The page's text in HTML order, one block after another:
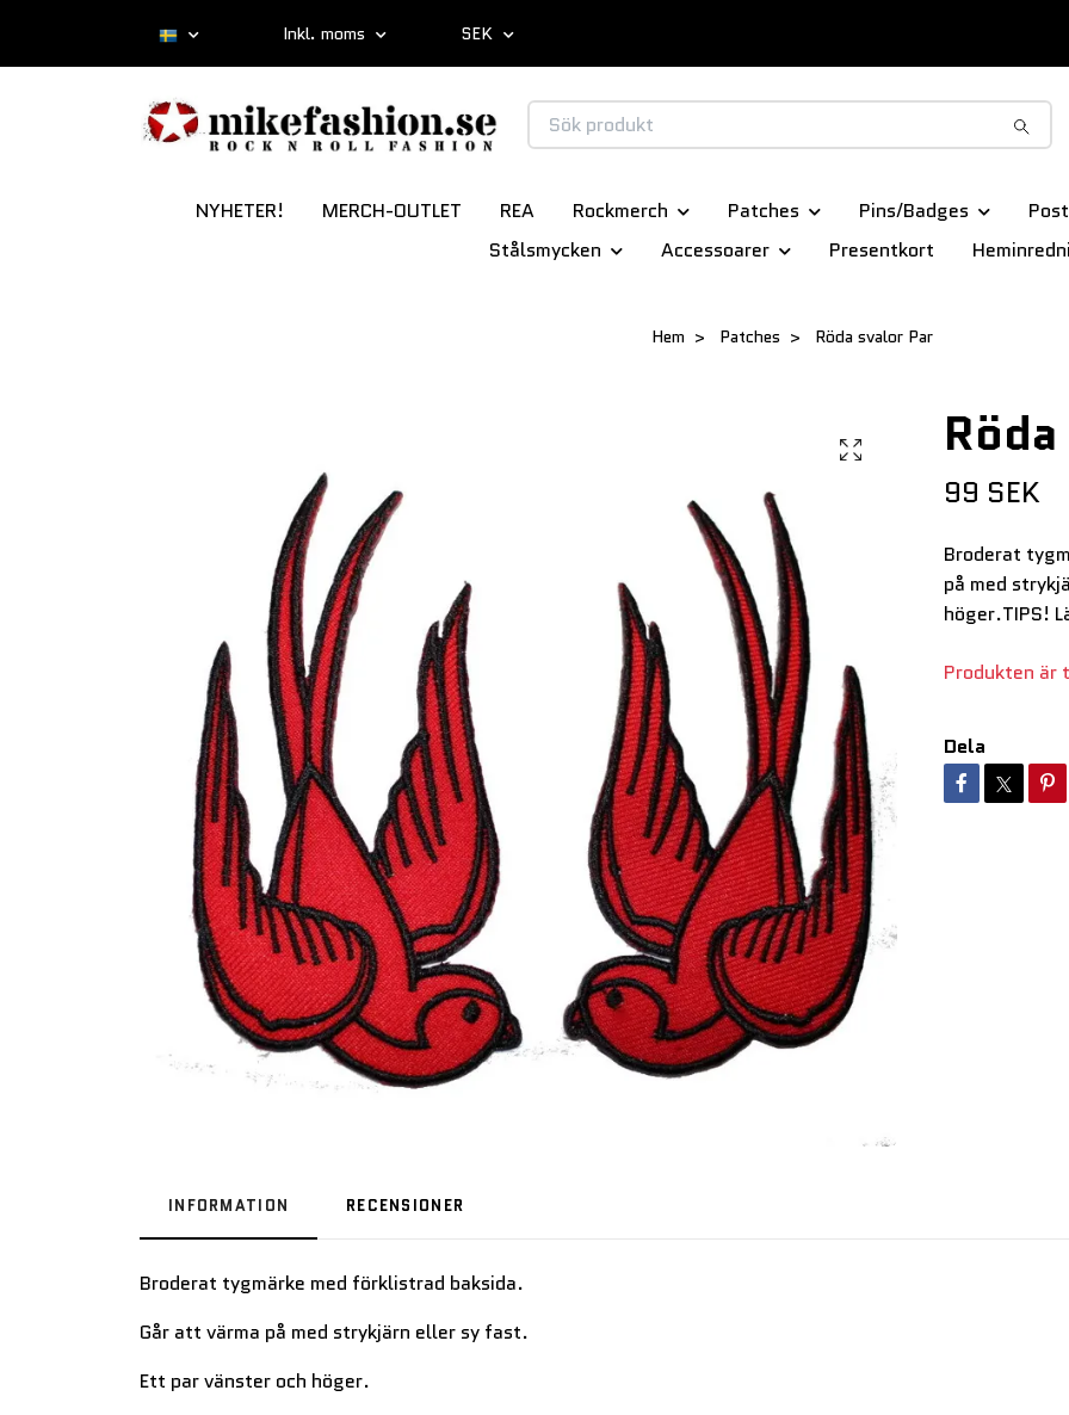
Inkl. moms SEK
NYHETER! MERCH-OUTLET REA Rockmerch Patches Pins/Badges
Stålsmycken
Accessoarer Presentkort
Hem Patches Röda svalor Par
99 SEK
Broderat
på med
höger.TIPS!
Produkten är
Dela
INFORMATION RECENSIONER
Broderat tygmärke med förklistrad baksida.
Går att värma på med strykjärn eller sy fast.
Ett par vänster och höger.